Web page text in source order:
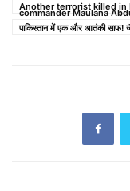
Another terrorist killed in
commander Maulana
पाकिस्तान में एक और आतंकी साफ!